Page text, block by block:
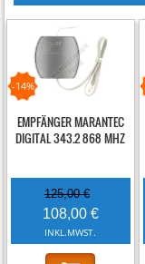
-14%
EMPFÄNGER MARANTEC
DIGITAL 343.2 868 MHZ
125,00 €
108,00 €
INKL.MWST.